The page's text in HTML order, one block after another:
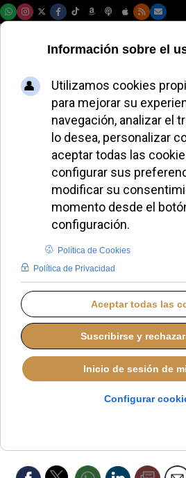
León XIV
Kiko
una
para el
REDACCIÓN EL PERSONAJE